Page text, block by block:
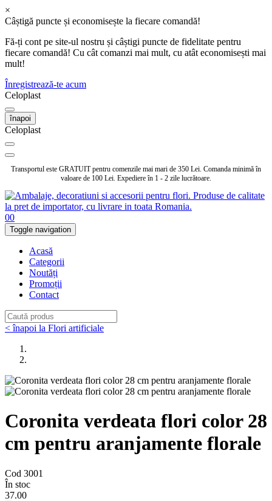
×
Câștigă puncte și economisește la fiecare comandă!
Fă-ți cont pe site-ul nostru și câștigi puncte de fidelitate pentru
fiecare comandă! Cu cât comanzi mai mult, cu atât economisești mai
mult!
Înregistrează-te acum
Celoplast
înapoi
Celoplast
Transportul este GRATUIT pentru comenzile mai mari de 350 Lei. Comanda minimă în
valoare de 100 Lei. Expediere în 1 - 2 zile lucrătoare.
00
Toggle navigation
Acasă
Categorii
Noutăți
Promoții
Contact
< înapoi la Flori artificiale
Coronita verdeata flori color 28
cm pentru aranjamente florale
Cod 3001
În stoc
37.00